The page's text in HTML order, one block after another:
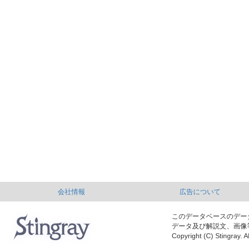
会社情報 広告について
このデータベースのデ
データ及び解説文、画像
Copyright (C) Stingray.